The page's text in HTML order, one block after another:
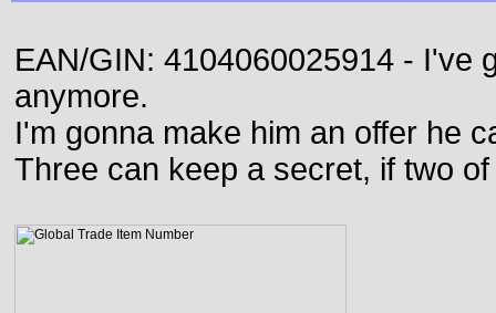
EAN/GIN: 4104060025914 - I've
anymore.
I'm gonna make him an offer he
Three can keep a secret, if two